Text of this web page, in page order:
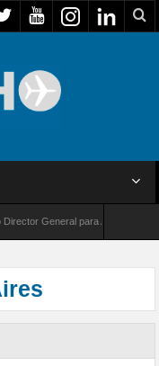
General para América Latina